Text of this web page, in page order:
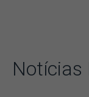
Notícias